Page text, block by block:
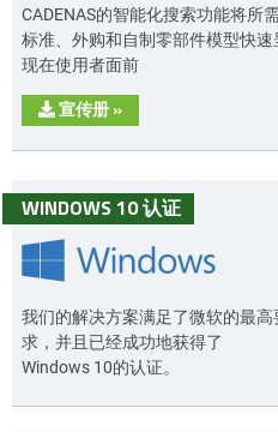
CADENAS的智能化搜索功能将所
标准、外购和自制零部件模型快速
现在使用者面前
宣传册 »
WINDOWS 10 认证
我们的解决方案满足了微软的最高
求，并且已经成功地获得了
Windows 10的认证。